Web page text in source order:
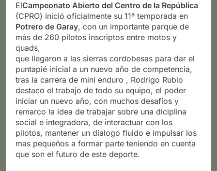
ElCampeonato Abierto del Centro de la República
(CPRO) inició oficialmente su 11ª temporada en
Potrero de Garay, con un importante parque de
más de 260 pilotos inscriptos entre motos y
quads,
que llegaron a las sierras cordobesas para dar el
puntapié inicial a un nuevo año de competencia,
tras la carrera de mini enduro , Rodrigo Rubio
destaco el trabajo de todo su equipo, el poder
iniciar un nuevo año, con muchos desafíos y
remarco la idea de trabajar sobre una diciplina
social e integradora, de interactuar con los
pilotos, mantener un dialogo fluido e impulsar los
mas pequeños a formar parte teniendo en cuenta
que son el futuro de este deporte.